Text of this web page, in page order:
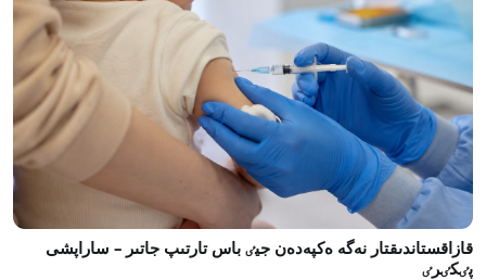
قازاقستاندىقتار نەگە ەكپەدەن جيٸ باس تارتىپ جاتىر – ساراپشى
پٸكٸرٸ